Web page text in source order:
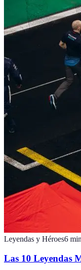
Leyendas y Héroes6 min
Las 10 Leyendas